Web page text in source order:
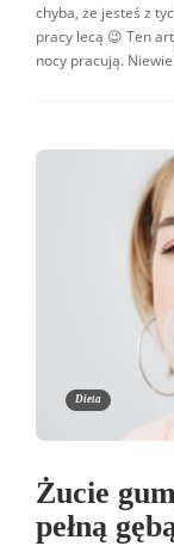
chyba, że jesteś z
pracy lecą 😉 Ten
nocy pracują.
Dieta
Żucie
pełną